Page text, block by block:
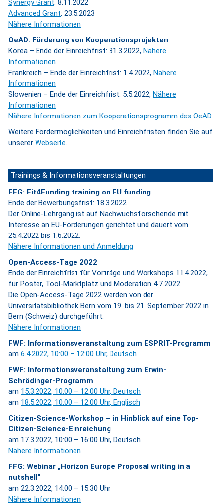
Synergy Grant: 8.11.2022
Advanced Grant: 23.5.2023
Nähere Informationen
OeAD: Förderung von Kooperationsprojekten
Korea – Ende der Einreichfrist: 31.3.2022, Nähere
Informationen
Frankreich – Ende der Einreichfrist: 1.4.2022, Nähere
Informationen
Slowenien – Ende der Einreichfrist: 5.5.2022, Nähere
Informationen
Nähere Informationen zum Kooperationsprogramm des OeAD
Weitere Fördermöglichkeiten und Einreichfristen finden Sie auf
unserer Webseite.
Trainings & Informationsveranstaltungen
FFG: Fit4Funding training on EU funding
Ende der Bewerbungsfrist: 18.3.2022
Der Online-Lehrgang ist auf Nachwuchsforschende mit
Interesse an EU-Förderungen gerichtet und dauert vom
25.4.2022 bis 1.6.2022.
Nähere Informationen und Anmeldung
Open-Access-Tage 2022
Ende der Einreichfrist für Vorträge und Workshops 11.4.2022,
für Poster, Tool-Marktplatz und Moderation 4.7.2022
Die Open-Access-Tage 2022 werden von der
Universitätsbibliothek Bern vom 19. bis 21. September 2022 in
Bern (Schweiz) durchgeführt.
Nähere Informationen
FWF: Informationsveranstaltung zum ESPRIT-Programm
am 6.4.2022, 10:00 – 12:00 Uhr, Deutsch
FWF: Informationsveranstaltung zum Erwin-
Schrödinger-Programm
am 15.3.2022, 10:00 – 12:00 Uhr, Deutsch
am 18.5.2022, 10:00 – 12:00 Uhr, Englisch
Citizen-Science-Workshop – in Hinblick auf eine Top-
Citizen-Science-Einreichung
am 17.3.2022, 10:00 – 16:00 Uhr, Deutsch
Nähere Informationen
FFG: Webinar „Horizon Europe Proposal writing in a
nutshell“
am 22.3.2022, 14:00 – 15:30 Uhr
Nähere Informationen